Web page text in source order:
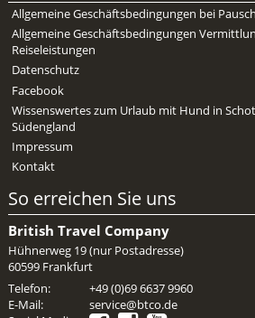
Allgemeine Geschäftsbedingungen bei
Allgemeine Geschäftsbedingungen
Reiseleistungen
Datenschutz
Facebook
Wissenswertes zum Urlaub mit Hund in
Südengland
Impressum
Kontakt
So erreichen Sie uns
British Travel Company
Hühnerweg 19 (nur Postadresse)
60599 Frankfurt
Telefon:
+49 (0)69 6637 9960
E-Mail:
service@btco.de